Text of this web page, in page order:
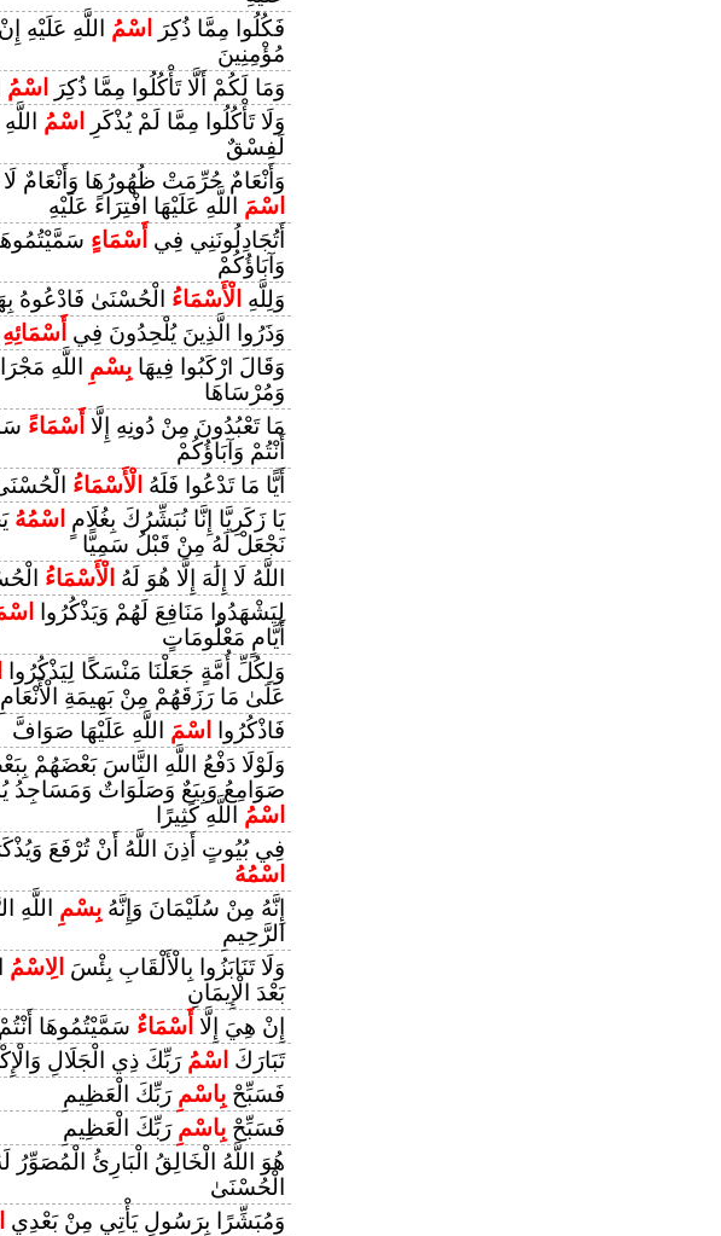
فَكُلُوا مِمَّا ذُكِرَ اسْمُ اللَّهِ عَلَيْهِ
مُؤْمِنِينَ
وَمَا لَكُمْ أَلَّا تَأْكُلُوا مِمَّا ذُكِرَ اسْمُ
وَلَا تَأْكُلُوا مِمَّا لَمْ يُذْكَرِ اسْمُ
لَفِسْقٌ
وَأَنْعَامٌ حُرِّمَتْ ظُهُورُهَا وَأَنْعَامٌ
اسْمَ اللَّهِ عَلَيْهَا افْتِرَاءً عَلَيْهِ
أَتُجَادِلُونَنِي فِي أَسْمَاءٍ
وَآبَاؤُكُمْ
وَلِلَّهِ الْأَسْمَاءُ الْحُسْنَىٰ فَادْعُوهُ
وَذَرُوا الَّذِينَ يُلْحِدُونَ فِي أَسْمَائِهِ
وَقَالَ ارْكَبُوا فِيهَا بِسْمِ اللَّهِ
وَمُرْسَاهَا
مَا تَعْبُدُونَ مِنْ دُونِهِ إِلَّا أَسْمَاءً
أَنْتُمْ وَآبَاؤُكُمْ
أَيًّا مَا تَدْعُوا فَلَهُ الْأَسْمَاءُ
يَا زَكَرِيَّا إِنَّا نُبَشِّرُكَ بِغُلَامٍ اسْمُهُ
نَجْعَلْ لَهُ مِنْ قَبْلُ سَمِيًّا
اللَّهُ لَا إِلَٰهَ إِلَّا هُوَ لَهُ الْأَسْمَاءُ
لِيَشْهَدُوا مَنَافِعَ لَهُمْ وَيَذْكُرُوا
أَيَّامٍ مَعْلُومَاتٍ
وَلِكُلِّ أُمَّةٍ جَعَلْنَا مَنْسَكًا لِيَذْكُرُوا
عَلَىٰ مَا رَزَقَهُمْ مِنْ بَهِيمَةِ الْأَنْعَامِ
فَاذْكُرُوا اسْمَ اللَّهِ عَلَيْهَا صَوَافَّ
وَلَوْلَا دَفْعُ اللَّهِ النَّاسَ بَعْضَهُمْ
صَوَامِعُ وَبِيَعٌ وَصَلَوَاتٌ وَمَسَاجِدُ
اسْمُ اللَّهِ كَثِيرًا
فِي بُيُوتٍ أَذِنَ اللَّهُ أَنْ تُرْفَعَ
اسْمُهُ
إِنَّهُ مِنْ سُلَيْمَانَ وَإِنَّهُ بِسْمِ اللَّهِ
الرَّحِيمِ
وَلَا تَنَابَزُوا بِالْأَلْقَابِ بِئْسَ الِاسْمُ
بَعْدَ الْإِيمَانِ
إِنْ هِيَ إِلَّا أَسْمَاءٌ سَمَّيْتُمُوهَا
تَبَارَكَ اسْمُ رَبِّكَ ذِي الْجَلَالِ
فَسَبِّحْ بِاسْمِ رَبِّكَ الْعَظِيمِ
فَسَبِّحْ بِاسْمِ رَبِّكَ الْعَظِيمِ
هُوَ اللَّهُ الْخَالِقُ الْبَارِئُ الْمُصَوِّرُ
الْحُسْنَىٰ
وَمُبَشِّرًا بِرَسُولٍ يَأْتِي مِنْ بَعْدِي